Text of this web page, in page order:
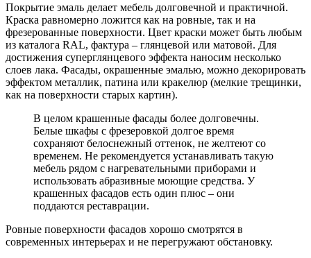
Покрытие эмаль делает мебель долговечной и практичной.
Краска равномерно ложится как на ровные, так и на
фрезерованные поверхности. Цвет краски может быть любым
из каталога RAL, фактура – глянцевой или матовой. Для
достижения суперглянцевого эффекта наносим несколько
слоев лака. Фасады, окрашенные эмалью, можно декорировать
эффектом металлик, патина или кракелюр (мелкие трещинки,
как на поверхности старых картин).
В целом крашенные фасады более долговечны.
Белые шкафы с фрезеровкой долгое время
сохраняют белоснежный оттенок, не желтеют со
временем. Не рекомендуется устанавливать такую
мебель рядом с нагревательными приборами и
использовать абразивные моющие средства. У
крашенных фасадов есть один плюс – они
поддаются реставрации.
Ровные поверхности фасадов хорошо смотрятся в
современных интерьерах и не перегружают обстановку.